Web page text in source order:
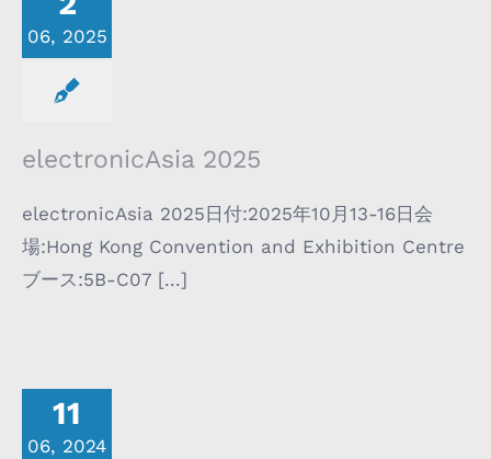
06, 2025
electronicAsia 2025
electronicAsia 2025日付:2025年10月13-16日会
場:Hong Kong Convention and Exhibition Centre
ブース:5B-C07 [...]
11
06, 2024